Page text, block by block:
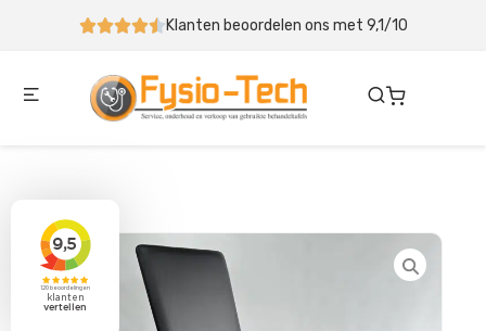
beoordelen ons met 9,1/10 Behandeltafel binnen 5-